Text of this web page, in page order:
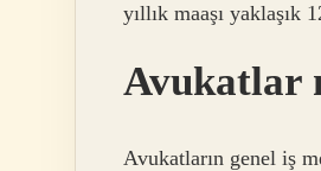
yıllık maaşı yaklaşık
Avukatlar
Avukatların genel iş